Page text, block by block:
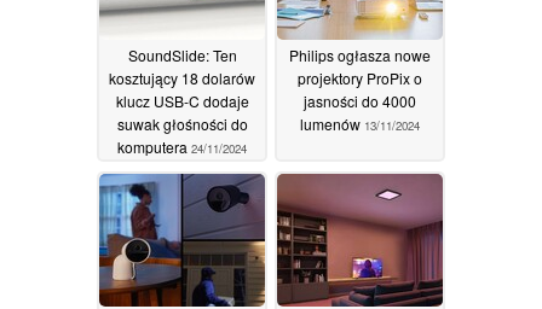
SoundSlide: Ten
kosztujący 18 dolarów
klucz USB-C dodaje
suwak głośności do
komputera 24/11/2024
Philips ogłasza nowe
projektory ProPix o
jasności do 4000
lumenów 13/11/2024